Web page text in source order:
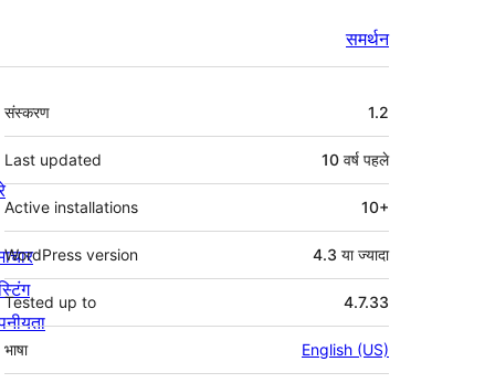
समर्थन
मेटा
संस्करण 1.2
Last updated 10 वर्ष पहले
Active installations 10+
WordPress version 4.3 या ज्यादा
Tested up to 4.7.33
भाषा English (US)